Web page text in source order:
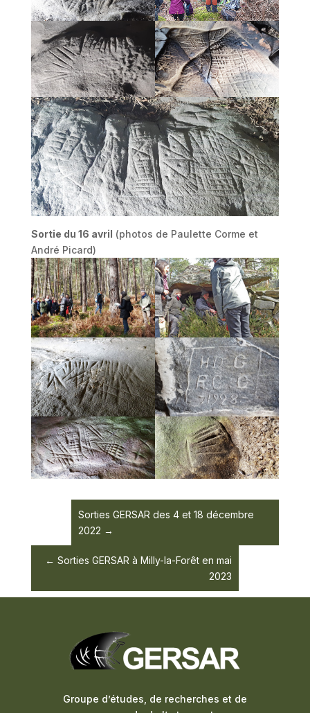
Sortie du 16 avril (photos de Paulette Corme et
André Picard)
Sorties GERSAR des 4 et 18 décembre
2022
Sorties GERSAR à Milly-la-Forêt en mai
2023
Groupe d’études, de recherches et de